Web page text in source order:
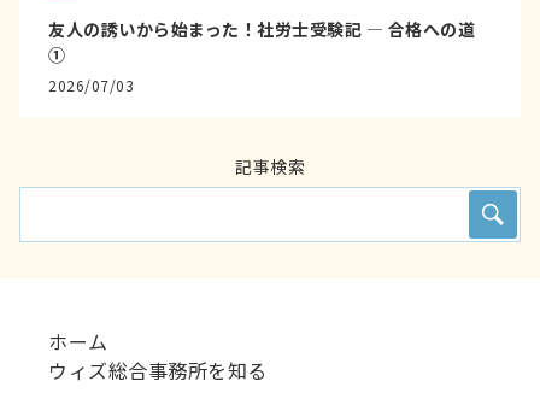
友人の誘いから始まった！社労士受験記 ― 合格への道
①
2026/07/03
記事検索
ホーム
ウィズ総合事務所を知る